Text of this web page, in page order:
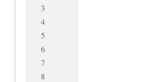
3
4
5
6
7
8